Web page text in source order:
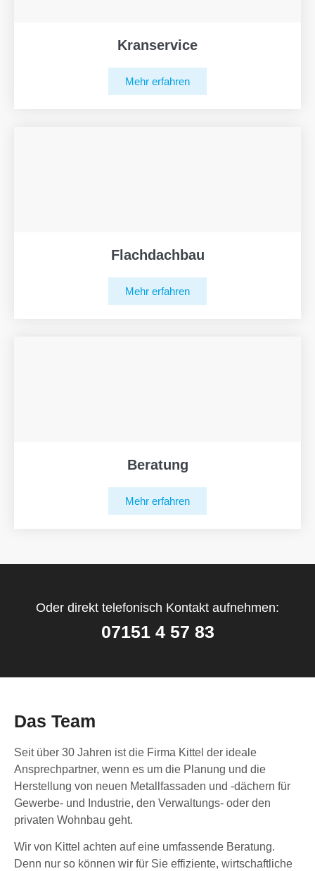
Kranservice
Mehr erfahren
Flachdachbau
Mehr erfahren
Beratung
Mehr erfahren
Oder direkt telefonisch Kontakt aufnehmen:
07151 4 57 83
Das Team
Seit über 30 Jahren ist die Firma Kittel der ideale
Ansprechpartner, wenn es um die Planung und die
Herstellung von neuen Metallfassaden und -dächern für
Gewerbe- und Industrie, den Verwaltungs- oder den
privaten Wohnbau geht.
Wir von Kittel achten auf eine umfassende Beratung.
Denn nur so können wir für Sie effiziente, wirtschaftliche